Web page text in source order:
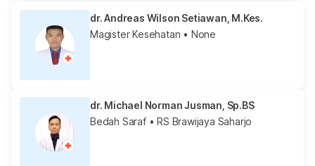
dr. Andreas Wilson Setiawan, M.Kes.
Magister Kesehatan • None
dr. Michael Norman Jusman, Sp.BS
Bedah Saraf• RS Brawijaya Saharjo